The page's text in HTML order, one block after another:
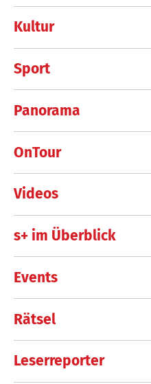
Kultur
Sport
Panorama
OnTour
Videos
s+ im Überblick
Events
Rätsel
Leserreporter